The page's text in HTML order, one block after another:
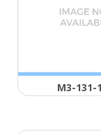
Μ3-131-